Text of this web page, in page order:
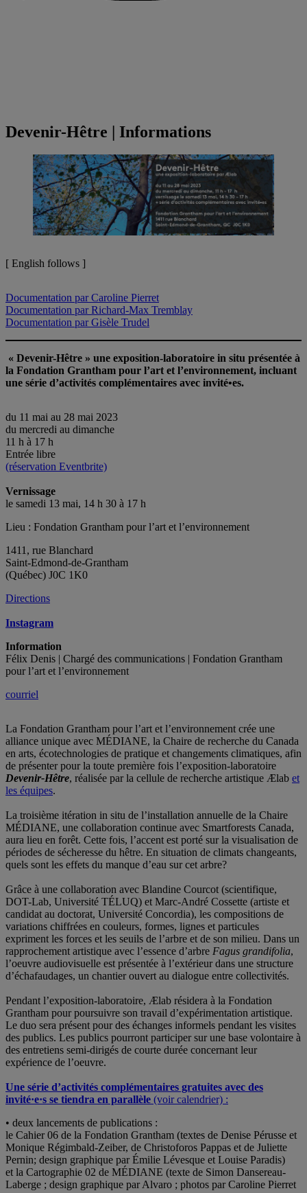
Devenir-Hêtre | Informations
[ English follows ]
Documentation par Caroline Pierret
Documentation par Richard-Max Tremblay
Documentation par Gisèle Trudel
« Devenir-Hêtre » une exposition-laboratoire in situ présentée à
la Fondation Grantham pour l’art et l’environnement, incluant
une série d’activités complémentaires avec invité•es.
du 11 mai au 28 mai 2023
du mercredi au dimanche
11 h à 17 h
Entrée libre
(réservation Eventbrite)
Vernissage
le samedi 13 mai, 14 h 30 à 17 h
Lieu : Fondation Grantham pour l’art et l’environnement
1411, rue Blanchard
Saint-Edmond-de-Grantham
(Québec) J0C 1K0
Directions
Instagram
Information
Félix Denis | Chargé des communications | Fondation Grantham
pour l’art et l’environnement
courriel
La Fondation Grantham pour l’art et l’environnement crée une
alliance unique avec MÉDIANE, la Chaire de recherche du Canada
en arts, écotechnologies de pratique et changements climatiques, afin
de présenter pour la toute première fois l’exposition-laboratoire
Devenir-Hêtre, réalisée par la cellule de recherche artistique Ælab et
les équipes.
La troisième itération in situ de l’installation annuelle de la Chaire
MÉDIANE, une collaboration continue avec Smartforests Canada,
aura lieu en forêt. Cette fois, l’accent est porté sur la visualisation de
périodes de sécheresse du hêtre. En situation de climats changeants,
quels sont les effets du manque d’eau sur cet arbre?
Grâce à une collaboration avec Blandine Courcot (scientifique,
DOT-Lab, Université TÉLUQ) et Marc-André Cossette (artiste et
candidat au doctorat, Université Concordia), les compositions de
variations chiffrées en couleurs, formes, lignes et particules
expriment les forces et les seuils de l’arbre et de son milieu. Dans un
rapprochement artistique avec l’essence d’arbre Fagus grandifolia,
l’oeuvre audiovisuelle est présentée à l’extérieur dans une structure
d’échafaudages, un chantier ouvert au dialogue entre collectivités.
Pendant l’exposition-laboratoire, Ælab résidera à la Fondation
Grantham pour poursuivre son travail d’expérimentation artistique.
Le duo sera présent pour des échanges informels pendant les visites
des publics. Les publics pourront participer sur une base volontaire à
des entretiens semi-dirigés de courte durée concernant leur
expérience de l’oeuvre.
Une série d’activités complémentaires gratuites avec des
invité·e·s se tiendra en parallèle (voir calendrier) :
• deux lancements de publications :
le Cahier 06 de la Fondation Grantham (textes de Denise Pérusse et
Monique Régimbald-Zeiber, de Christoforos Pappas et de Juliette
Pernin; design graphique par Émilie Lévesque et Louise Paradis)
et la Cartographie 02 de MÉDIANE (texte de Simon Dansereau-
Laberge ; design graphique par Alvaro ; photos par Caroline Pierret